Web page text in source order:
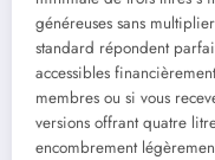
généreuses sans
standard répondent
accessibles
membres ou si vous
versions offrant quatre
encombrement